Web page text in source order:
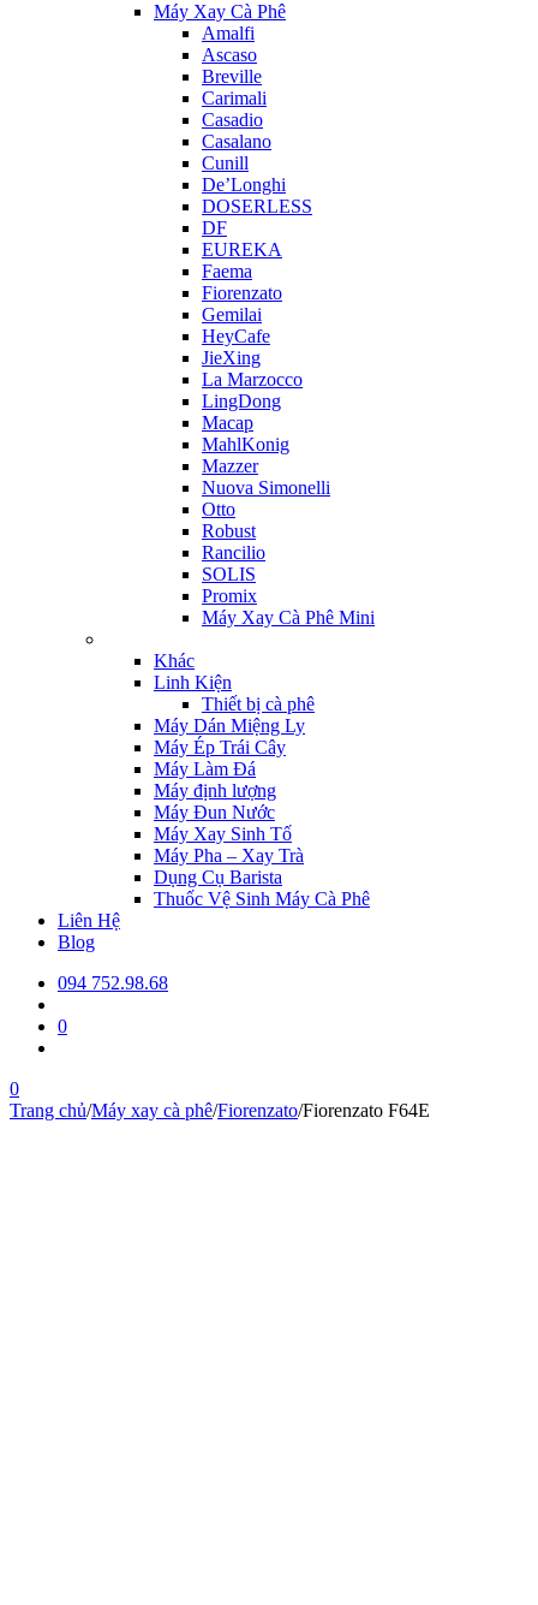
Máy Xay Cà Phê
Amalfi
Ascaso
Breville
Carimali
Casadio
Casalano
Cunill
De’Longhi
DOSERLESS
DF
EUREKA
Faema
Fiorenzato
Gemilai
HeyCafe
JieXing
La Marzocco
LingDong
Macap
MahlKonig
Mazzer
Nuova Simonelli
Otto
Robust
Rancilio
SOLIS
Promix
Máy Xay Cà Phê Mini
Khác
Linh Kiện
Thiết bị cà phê
Máy Dán Miệng Ly
Máy Ép Trái Cây
Máy Làm Đá
Máy định lượng
Máy Đun Nước
Máy Xay Sinh Tố
Máy Pha – Xay Trà
Dụng Cụ Barista
Thuốc Vệ Sinh Máy Cà Phê
Liên Hệ
Blog
094 752.98.68
0
0
Trang chủ/Máy xay cà phê/Fiorenzato/Fiorenzato F64E